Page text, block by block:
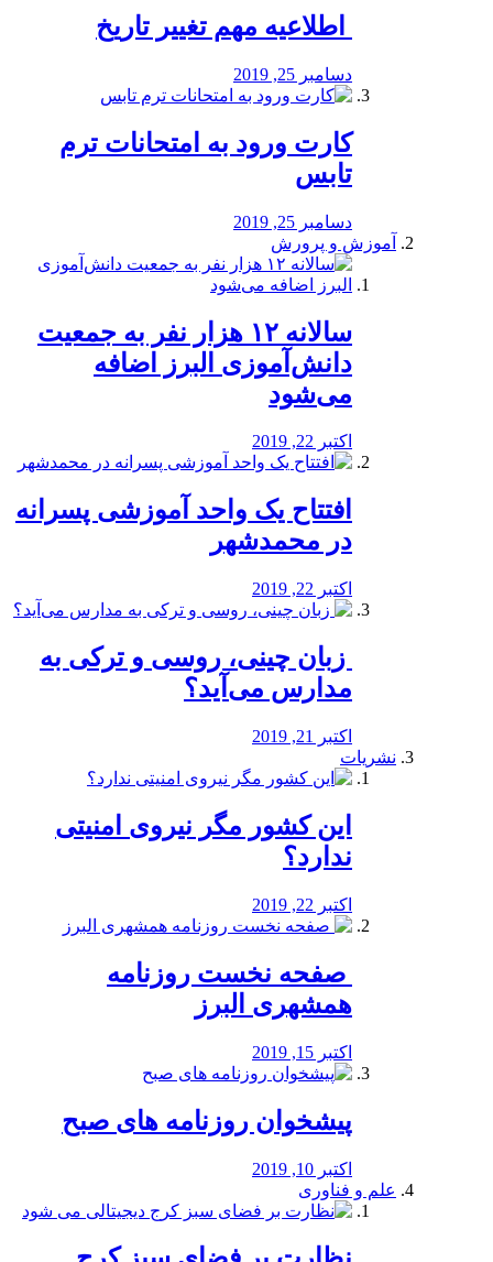
️ اطلاعیه مهم تغییر تاریخ
دسامبر 25, 2019
کارت ورود به امتحانات ترم
تابس
دسامبر 25, 2019
آموزش و پرورش
️سالانه ۱۲ هزار نفر به جمعیت
دانش‌آموزی البرز اضافه
می‌شود
اکتبر 22, 2019
افتتاح یک واحد آموزشی پسرانه
در محمدشهر
اکتبر 22, 2019
️ زبان چینی، روسی و ترکی به
مدارس می‌آید؟
اکتبر 21, 2019
نشریات
این کشور مگر نیروی امنیتی
ندارد؟
اکتبر 22, 2019
️ صفحه نخست روزنامه‌
همشهری البرز
اکتبر 15, 2019
پیشخوان روزنامه های صبح
اکتبر 10, 2019
علم و فناوری